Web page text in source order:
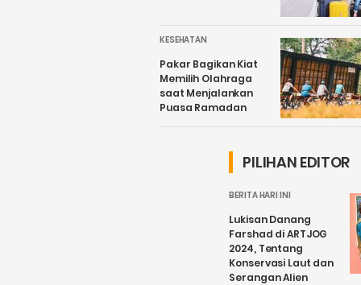
KESEHATAN
Pakar Bagikan Kiat
Memilih Olahraga
saat Menjalankan
Puasa Ramadan
PILIHAN EDITOR
BERITA HARI INI
Lukisan Danang
Farshad di ARTJOG
2024, Tentang
Konservasi Laut dan
Serangan Alien